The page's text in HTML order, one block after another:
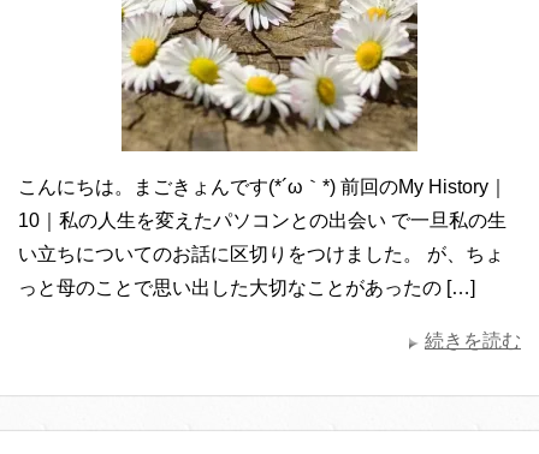
こんにちは。まごきょんです(*´ω｀*) 前回のMy History｜
10｜私の人生を変えたパソコンとの出会い で一旦私の生
い立ちについてのお話に区切りをつけました。 が、ちょ
っと母のことで思い出した大切なことがあったの […]
続きを読む